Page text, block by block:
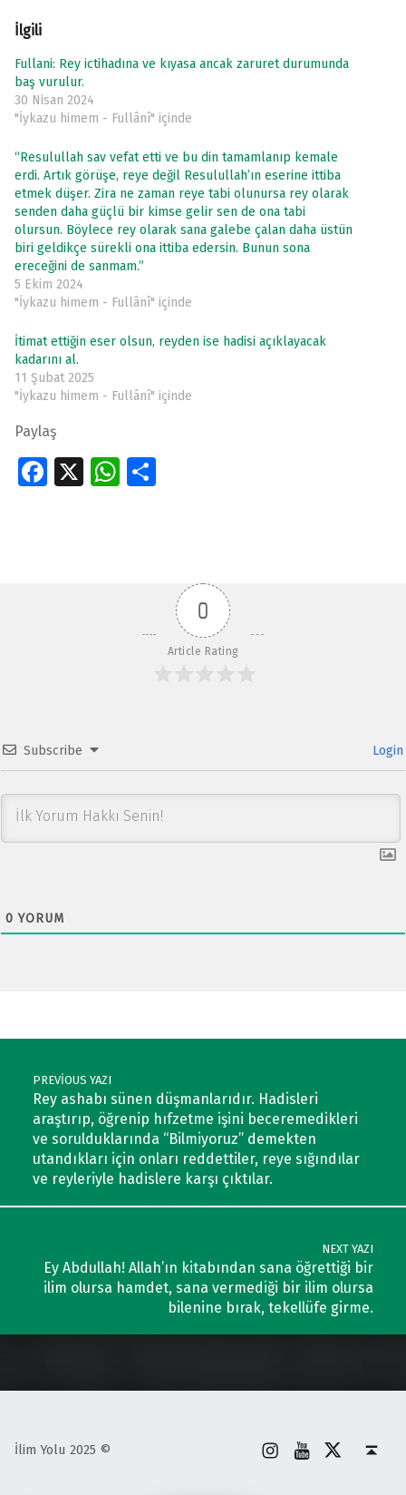
İlgili
Fullani: Rey ictihadına ve kıyasa ancak zaruret durumunda
baş vurulur.
30 Nisan 2024
"İykazu himem - Fullânî" içinde
“Resulullah sav vefat etti ve bu din tamamlanıp kemale
erdi. Artık görüşe, reye değil Resulullah’ın eserine ittiba
etmek düşer. Zira ne zaman reye tabi olunursa rey olarak
senden daha güçlü bir kimse gelir sen de ona tabi
olursun. Böylece rey olarak sana galebe çalan daha üstün
biri geldikçe sürekli ona ittiba edersin. Bunun sona
ereceğini de sanmam.”
5 Ekim 2024
"İykazu himem - Fullânî" içinde
İtimat ettiğin eser olsun, reyden ise hadisi açıklayacak
kadarını al.
11 Şubat 2025
"İykazu himem - Fullânî" içinde
Paylaş
Fa X
W
0
Article Rating
Subscribe Login
0 YORUM
Post navigation
PREVIOUS YAZI
Rey ashabı sünen düşmanlarıdır. Hadisleri
araştırıp, öğrenip hıfzetme işini beceremedikleri
ve sorulduklarında “Bilmiyoruz” demekten
utandıkları için onları reddettiler, reye sığındılar
ve reyleriyle hadislere karşı çıktılar.
NEXT YAZI
Ey Abdullah! Allah’ın kitabından sana öğrettiği bir
ilim olursa hamdet, sana vermediği bir ilim olursa
bilenine bırak, tekellüfe girme.
İlim Yolu 2025 ©